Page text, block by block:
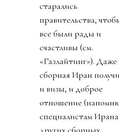
старались
правительства,
все были рады и
счастливы (см.
«Газлайтинг»). Даже
сборная Иран
и визы, и доброе
отношение
специалистам